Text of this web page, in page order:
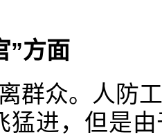
”方面
群众。人防
猛进，但是